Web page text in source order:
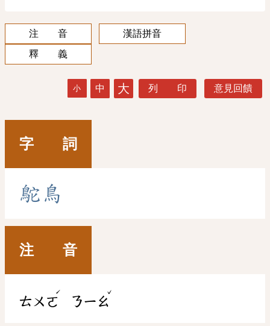
注 音
漢語拼音
釋 義
小 中 大 列 印 意見回饋
字 詞
鴕 鳥
注 音
ㄊㄨㄛ
ˊ
ㄋㄧㄠ
ˇ